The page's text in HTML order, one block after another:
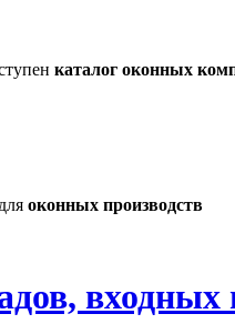
каталог оконных
оконных производств
входных